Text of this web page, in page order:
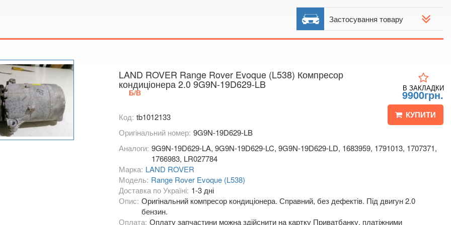
Застосування товару
LAND ROVER Range Rover Evoque (L538) Компресор
кондиціонера 2.0 9G9N-19D629-LB
Б/В 9900грн.
КУПИТИ
В ЗАКЛАДКИ
Код: tb1012133
Оригінальний номер: 9G9N-19D629-LB
Аналоги: 9G9N-19D629-LA, 9G9N-19D629-LC, 9G9N-19D629-LD, 1683959, 1791013, 1707371,
1766983, LR027784
Марка: LAND ROVER
Модель: Range Rover Evoque (L538)
Доставка по Україні: 1-3 дні
Опис: Оригінальний компресор кондиціонера. Справний, без дефектів. Під двигун 2.0
бензин.
Оплата: Оплату запчастини можна здійснити на картку Приватбанку, платіжними